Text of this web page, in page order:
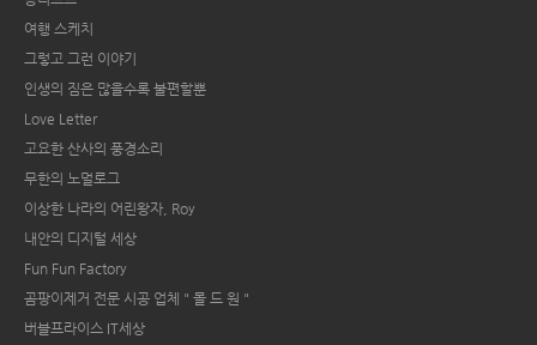
여행 스케치
그렇고 그런 이야기
인생의 짐은 많을수록 불편할뿐
Love Letter
고요한 산사의 풍경소리
무한의 노멀로그
이상한 나라의 어린왕자, Roy
내안의 디지털 세상
Fun Fun Factory
곰팡이제거 전문 시공 업체 " 몰 드 원 "
버블프라이스 IT세상